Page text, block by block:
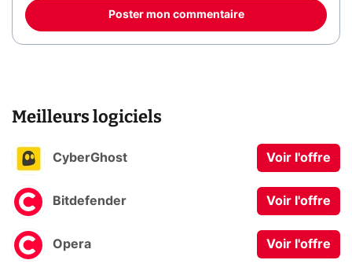
Poster mon commentaire
Meilleurs logiciels
CyberGhost Voir l'offre
Bitdefender Voir l'offre
Opera Voir l'offre